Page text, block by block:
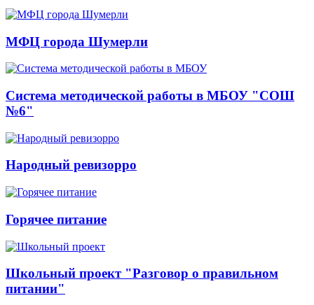
МФЦ города Шумерли
Система методической работы в МБОУ "СОШ
№6"
Народный ревизорро
Горячее питание
Школьный проект "Разговор о правильном
питании"